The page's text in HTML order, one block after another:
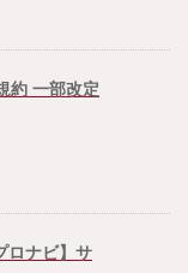
約 一部改定
ロナビ】サ